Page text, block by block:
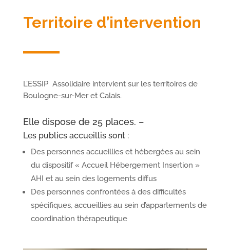
Territoire d’intervention
L’ESSIP Assolidaire intervient sur les territoires de
Boulogne-sur-Mer et Calais.
Elle dispose de 25 places. –
Les publics accueillis sont :
Des personnes accueillies et hébergées au sein
du dispositif « Accueil Hébergement Insertion »
AHI et au sein des logements diffus
Des personnes confrontées à des difficultés
spécifiques, accueillies au sein d’appartements de
coordination thérapeutique